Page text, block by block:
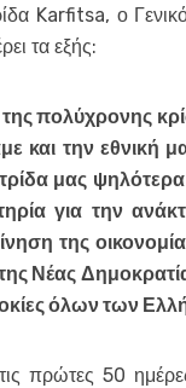
Karfitsa, ο
τα εξής:
της πολύχρονης
και την
μας
για την
της
Νέας
όλων των
πρώτες 50